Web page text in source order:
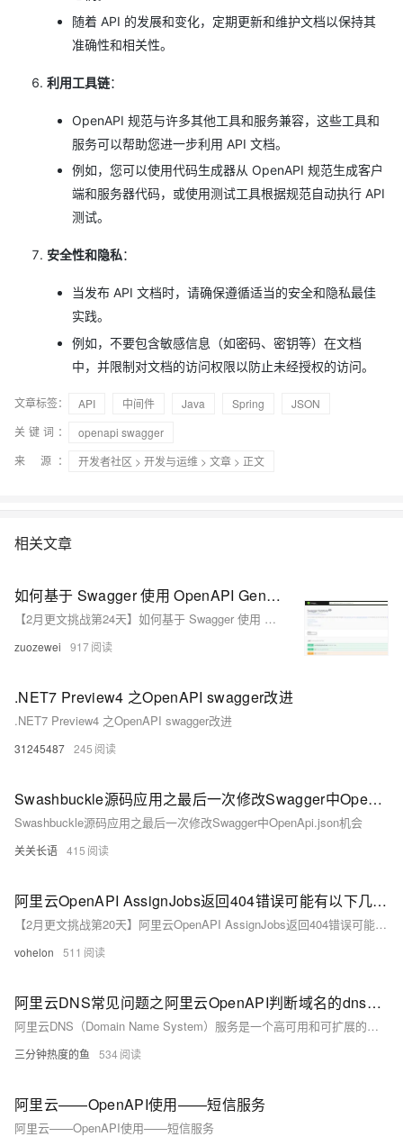
随着 API 的发展和变化，定期更新和维护文档以保持其
准确性和相关性。
利用工具链：
OpenAPI 规范与许多其他工具和服务兼容，这些工具和
服务可以帮助您进一步利用 API 文档。
例如，您可以使用代码生成器从 OpenAPI 规范生成客户
端和服务器代码，或使用测试工具根据规范自动执行 API
测试。
安全性和隐私：
当发布 API 文档时，请确保遵循适当的安全和隐私最佳
实践。
例如，不要包含敏感信息（如密码、密钥等）在文档
中，并限制对文档的访问权限以防止未经授权的访问。
文章标签： API 中间件 Java Spring
JSON
关键词：
openapi swagger
来 源：
开发者社区 > 开发与运维 > 文章 > 正文
相关文章
如何基于 Swagger 使用 OpenAPI Generator生成 JMeter 脚本
【2月更文挑战第24天】如何基于 Swagger 使用 OpenAPI Generator生成 JMeter 脚本
zuozewei 917
.NET7 Preview4 之OpenAPI swagger改进
.NET7 Preview4 之OpenAPI swagger改进
31245487 245
Swashbuckle源码应用之最后一次修改Swagger中OpenApi.json机会
Swashbuckle源码应用之最后一次修改Swagger中OpenApi.json机会
关关长语 415
阿里云OpenAPI AssignJobs返回404错误可能有以下几个原因：
【2月更文挑战第20天】阿里云OpenAPI AssignJobs返回404错误可能有以下几个原因：
vohelon 511
阿里云DNS常见问题之阿里云OpenAPI判断域名的dns服务器是否在阿里云失败如何解决
阿里云DNS（Domain Name System）服务是一个高可用和可扩展的云端DNS服务，用于将域名转换为IP地址，从而让用户能够通过域名访问云端资源。以下是一些关于阿里云DNS服务的常见问题合集：
三分钟热度的鱼 534
阿里云——OpenAPI使用——短信服务
阿里云——OpenAPI使用——短信服务